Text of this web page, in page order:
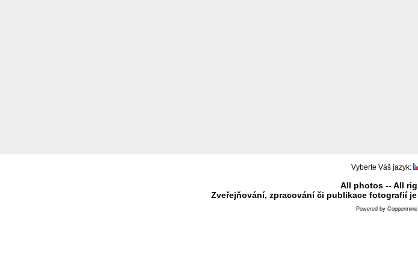
Vyberte Váš jazyk:
All photos -- All
Zveřejňování, zpracování či publikace fotografií
Powered by